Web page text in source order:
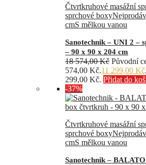
Čtvrtkruhové masážní
sprchové boxy
cmS mělkou vanou
Sanotechnik – UNI 2 –
– 90 x 90 x 204 cm
18 574,00Kč Původní
574,00 Kč.11 299,00 Kč
299,00 Kč. Přidat do
-37%
Čtvrtkruhové masážní
sprchové boxy
cmS mělkou vanou
Sanotechnik –